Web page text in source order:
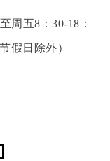
五8：30-18：
假日除外）